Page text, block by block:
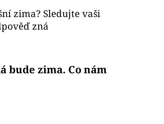
zima? Sledujte vaši
zná
bude zima. Co nám